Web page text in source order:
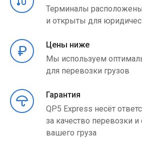
Терминалы
и открыты для
Цены ниже
Мы используем
для перевозки грузов
Гарантия
QP5 Express несёт
за качество перевозки и
вашего груза